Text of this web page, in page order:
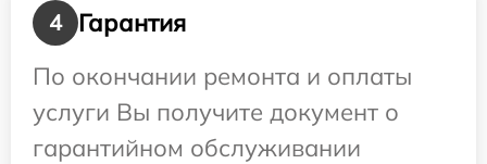
4
Гарантия
По окончании ремонта и оплаты
услуги Вы получите документ о
гарантийном обслуживании